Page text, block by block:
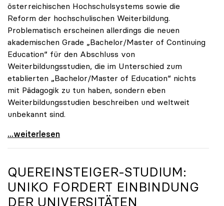
österreichischen Hochschulsystems sowie die
Reform der hochschulischen Weiterbildung.
Problematisch erscheinen allerdings die neuen
akademischen Grade „Bachelor/Master of Continuing
Education“ für den Abschluss von
Weiterbildungsstudien, die im Unterschied zum
etablierten „Bachelor/Master of Education“ nichts
mit Pädagogik zu tun haben, sondern eben
Weiterbildungsstudien beschreiben und weltweit
unbekannt sind.
UG-Novelle: Zur Reform von Weiterbildung und
...weiterlesen
QUEREINSTEIGER-STUDIUM:
UNIKO FORDERT EINBINDUNG
DER UNIVERSITÄTEN